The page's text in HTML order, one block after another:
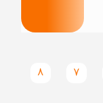
7
8